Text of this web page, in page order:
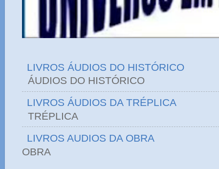
LIVROS ÁUDIOS DO HISTÓRICO
ÁUDIOS DO
LIVROS ÁUDIOS DA TRÉPLICA
TRÉPLICA
LIVROS AUDIOS DA OBRA
OBRA